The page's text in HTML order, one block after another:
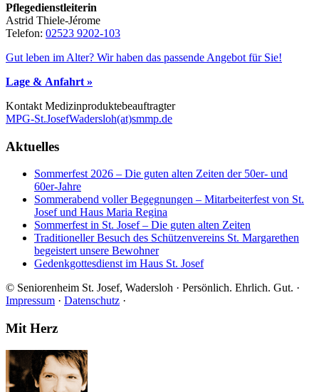
Pflegedienstleiterin
Astrid Thiele-Jérome
Telefon: 02523 9202-103
Gut leben im Alter? Wir haben das passende Angebot für Sie!
Lage & Anfahrt »
Kontakt Me­di­zin­pro­duk­te­be­auf­trag­ter
MPG-St.JosefWadersloh(at)smmp.de
Aktuelles
Sommerfest 2026 – Die guten alten Zeiten der 50er- und
60er-Jahre
Sommerabend voller Begegnungen – Mitarbeiterfest von St.
Josef und Haus Maria Regina
Sommerfest in St. Josef – Die guten alten Zeiten
Traditioneller Besuch des Schützenvereins St. Margarethen
begeistert unsere Bewohner
Gedenkgottesdienst im Haus St. Josef
© Seniorenheim St. Josef, Wadersloh · Persönlich. Ehrlich. Gut. ·
Impressum · Datenschutz ·
Footer
Mit Herz